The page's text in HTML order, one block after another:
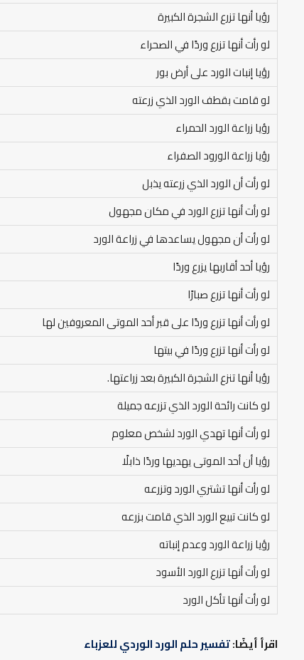
رؤيا أنها تزرع الشجرة الكبيرة
لو رأت أنها تزرع وردًا في الصحراء
رؤيا إنبات الورد على أرض بور
لو قامت بقطف الورد الذي زرعته
رؤيا زراعة الورد الحمراء
رؤيا زراعة الورود الصفراء
لو رأت أن الورد الذي زرعته يذبل
لو رأت أنها تزرع الورد في مكان مجهول
لو رأت أن مجهول يساعدها في زراعة الورد
رؤيا أحد أقاربها يزرع وردًا
لو رأت أنها تزرع صبارًا
لو رأت أنها تزرع وردًا على قبر أحد الموتى المعروفين لها
لو رأت أنها تزرع وردًا في بيتها
رؤيا أنها تنزع الشجرة الكبيرة بعد زراعتها.
لو كانت رائحة الورد الذي تزرعه جميلة
لو رأت أنها تهدي الورد لشخص معلوم
رؤيا أن أحد الموتى يهديها وردًا ذابلًا
لو رأت أنها تشتري الورد وتزرعه
لو كانت تبيع الورد الذي قامت بزرعه
رؤيا زراعة الورد وعدم إنباته
لو رأت أنها تزرع الورد الأسود
لو رأت أنها تأكل الورد
اقرأ أيضًا:تفسير حلم الورد الوردي للعزباء